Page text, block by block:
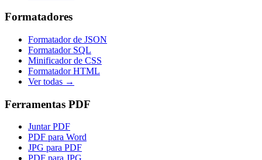
Formatadores
Formatador de JSON
Formatador SQL
Minificador de CSS
Formatador HTML
Ver todas →
Ferramentas PDF
Juntar PDF
PDF para Word
JPG para PDF